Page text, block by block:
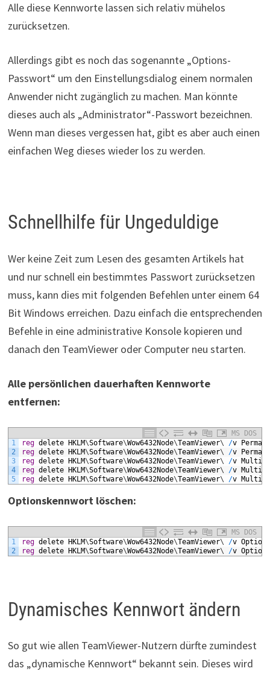
Alle diese Kennworte lassen sich relativ mühelos
zurücksetzen.
Allerdings gibt es noch das sogenannte „Options-
Passwort“ um den Einstellungsdialog einem normalen
Anwender nicht zugänglich zu machen. Man könnte
dieses auch als „Administrator“-Passwort bezeichnen.
Wenn man dieses vergessen hat, gibt es aber auch einen
einfachen Weg dieses wieder los zu werden.
Schnellhilfe für Ungeduldige
Wer keine Zeit zum Lesen des gesamten Artikels hat
und nur schnell ein bestimmtes Passwort zurücksetzen
muss, kann dies mit folgenden Befehlen unter einem 64
Bit Windows erreichen. Dazu einfach die entsprechenden
Befehle in eine administrative Konsole kopieren und
danach den TeamViewer oder Computer neu starten.
Alle persönlichen dauerhaften Kennworte
entfernen:
MS DOS
1
2
3
4
5
reg delete HKLM\Software\Wow6432Node\TeamViewer\ /v
reg delete HKLM\Software\Wow6432Node\TeamViewer\ /v
reg delete HKLM\Software\Wow6432Node\TeamViewer\ /v
reg delete HKLM\Software\Wow6432Node\TeamViewer\ /v
reg delete HKLM\Software\Wow6432Node\TeamViewer\ /v
Optionskennwort löschen:
MS DOS
1
2
reg delete HKLM\Software\Wow6432Node\TeamViewer\ /v
reg delete HKLM\Software\Wow6432Node\TeamViewer\ /v
Dynamisches Kennwort ändern
So gut wie allen TeamViewer-Nutzern dürfte zumindest
das „dynamische Kennwort“ bekannt sein. Dieses wird